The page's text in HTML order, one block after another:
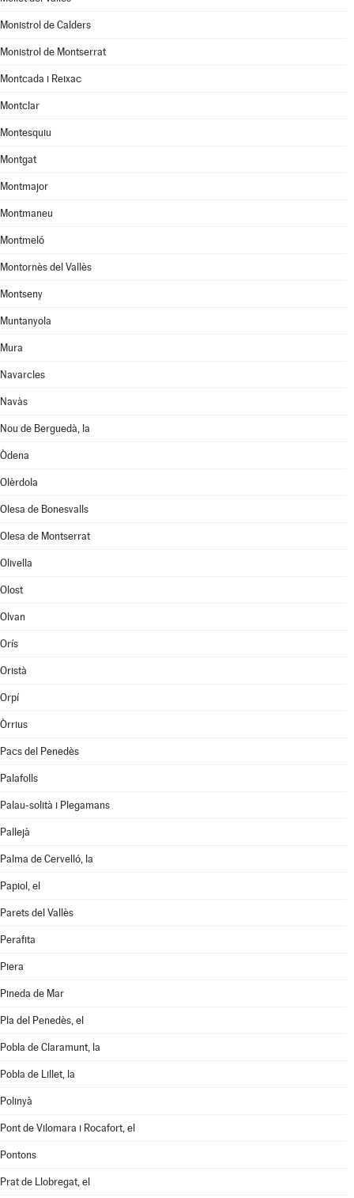
Monistrol de Calders
Monistrol de Montserrat
Montcada i Reixac
Montclar
Montesquiu
Montgat
Montmajor
Montmaneu
Montmeló
Montornès del Vallès
Montseny
Muntanyola
Mura
Navarcles
Navàs
Nou de Berguedà, la
Òdena
Olèrdola
Olesa de Bonesvalls
Olesa de Montserrat
Olivella
Olost
Olvan
Orís
Oristà
Orpí
Òrrius
Pacs del Penedès
Palafolls
Palau-solità i Plegamans
Pallejà
Palma de Cervelló, la
Papiol, el
Parets del Vallès
Perafita
Piera
Pineda de Mar
Pla del Penedès, el
Pobla de Claramunt, la
Pobla de Lillet, la
Polinyà
Pont de Vilomara i Rocafort, el
Pontons
Prat de Llobregat, el